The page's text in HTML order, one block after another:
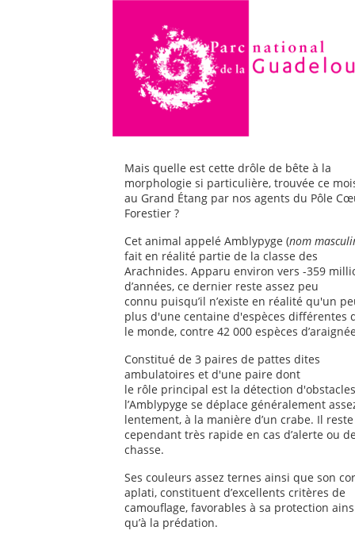
Mais quelle est cette drôle de bête à la
morphologie si particulière, trouvée ce
au Grand Étang par nos agents du Pôle
Forestier ?
Cet animal appelé Amblypyge (nom
fait en réalité partie de la classe des
Arachnides. Apparu environ vers -359
d’années, ce dernier reste assez peu
connu puisqu’il n’existe en réalité qu'un
plus d'une centaine d'espèces différentes
le monde, contre 42 000 espèces
Constitué de 3 paires de pattes dites
ambulatoires et d'une paire dont
le rôle principal est la détection
l’Amblypyge se déplace généralement
lentement, à la manière d’un crabe. Il reste
cependant très rapide en cas d’alerte ou
chasse.
Ses couleurs assez ternes ainsi que son
aplati, constituent d’excellents critères de
camouflage, favorables à sa protection
qu’à la prédation.